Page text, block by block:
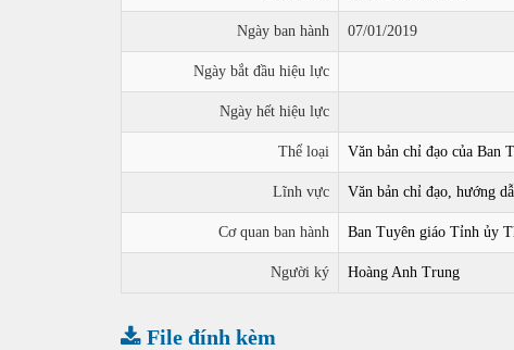
Ngày ban hành 07/01/2019
Ngày bắt đầu hiệu lực
Ngày hết hiệu lực
Thể loại Văn bản chỉ đạo của Ban
Lĩnh vực Văn bản chỉ đạo, hướng
Cơ quan ban hành Ban Tuyên giáo Tỉnh ủy
Người ký Hoàng Anh Trung
File đính kèm